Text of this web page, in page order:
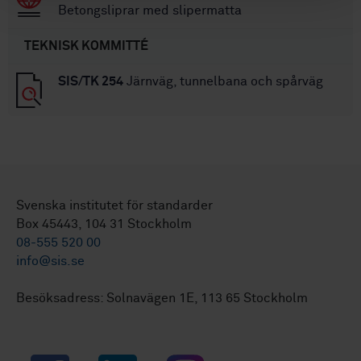
Betongsliprar med slipermatta
TEKNISK KOMMITTÉ
SIS/TK 254 Järnväg, tunnelbana och spårväg
Svenska institutet för standarder
Box 45443, 104 31 Stockholm
08-555 520 00
info@sis.se
Besöksadress: Solnavägen 1E, 113 65 Stockholm